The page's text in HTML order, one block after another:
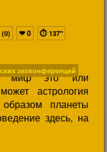
миф это или
астрология
планеты
здесь, на
(0) ❤0 ⏱ 137"
эхоконференций